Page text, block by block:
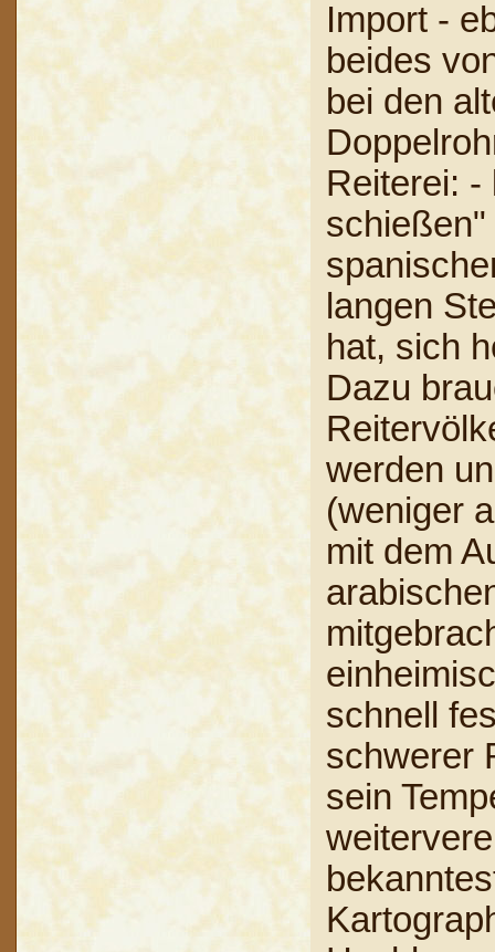
Import -
beides
bei den
Reiterei:
schießen"
langen
hat, sich
Dazu
werden
(weniger
mit dem
schnell
schwerer
sein